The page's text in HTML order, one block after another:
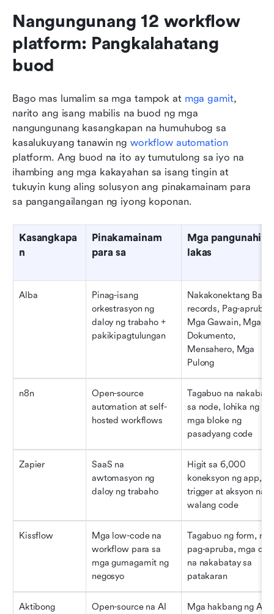
Nangungunang 12 workflow
platform: Pangkalahatang
buod
Bago mas lumalim sa mga tampok at mga gamit,
narito ang isang mabilis na buod ng mga
nangungunang kasangkapan na humuhubog sa
kasalukuyang tanawin ng workflow automation
platform. Ang buod na ito ay tumutulong sa iyo na
ihambing ang mga kakayahan sa isang tingin at
tukuyin kung aling solusyon ang pinakamainam para
sa pangangailangan ng iyong koponan.
Kasangkapa
n
Pinakamainam
para sa
Mga pangunahing
lakas
Alba
Pinag-isang
orkestrasyon ng
daloy ng trabaho +
pakikipagtulungan
Nakakonektang Base
records, Pag-apruba,
Mga Gawain, Mga
Dokumento,
Mensahero, Mga
Pulong
n8n
Open-source
automation at self-
hosted workflows
Tagabuo na
sa node, lohika ng
mga bloke ng
pasadyang code
Zapier
SaaS na
awtomasyon ng
daloy ng trabaho
Higit sa 6,000
koneksyon ng app,
trigger at aksyon na
walang code
Kissflow
Mga low-code na
workflow para sa
mga gumagamit ng
negosyo
Tagabuo ng form,
pag-apruba, mga
na nakabatay sa
patakaran
Aktibong
Open-source na AI
Mga hakbang ng AI,